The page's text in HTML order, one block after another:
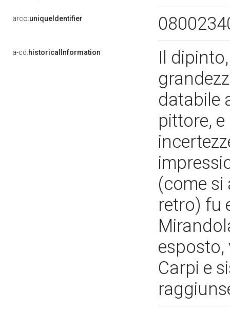
arco:uniqueIdentifier
a-cd:historicalInformation
Il
databile
pittore,
(come
retro) fu
esposto,
Carpi e